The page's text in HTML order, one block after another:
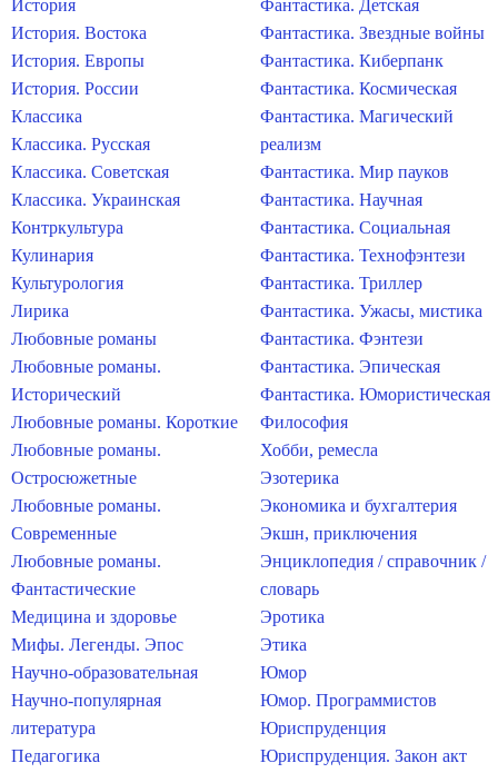
История
История. Востока
История. Европы
История. России
Классика
Классика. Русская
Классика. Советская
Классика. Украинская
Контркультура
Кулинария
Культурология
Лирика
Любовные романы
Любовные романы.
Исторический
Любовные романы. Короткие
Любовные романы.
Остросюжетные
Любовные романы.
Современные
Любовные романы.
Фантастические
Медицина и здоровье
Мифы. Легенды. Эпос
Научно-образовательная
Научно-популярная
литература
Педагогика
Фантастика. Детская
Фантастика. Звездные войны
Фантастика. Киберпанк
Фантастика. Космическая
Фантастика. Магический
реализм
Фантастика. Мир пауков
Фантастика. Научная
Фантастика. Социальная
Фантастика. Технофэнтези
Фантастика. Триллер
Фантастика. Ужасы, мистика
Фантастика. Фэнтези
Фантастика. Эпическая
Фантастика. Юмористическая
Философия
Хобби, ремесла
Эзотерика
Экономика и бухгалтерия
Экшн, приключения
Энциклопедия / справочник /
словарь
Эротика
Этика
Юмор
Юмор. Программистов
Юриспруденция
Юриспруденция. Закон акт